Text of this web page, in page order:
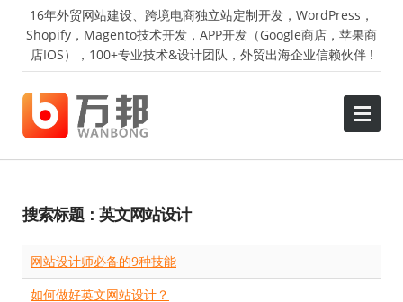
16年外贸网站建设、跨境电商独立站定制开发，WordPress，
Shopify，Magento技术开发，APP开发（Google商店，苹果商
店IOS），100+专业技术&设计团队，外贸出海企业信赖伙伴 !
搜索标题：英文网站设计
网站设计师必备的9种技能
如何做好英文网站设计？